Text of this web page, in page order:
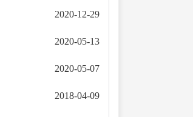
2020-12-29
2020-05-13
2020-05-07
2018-04-09